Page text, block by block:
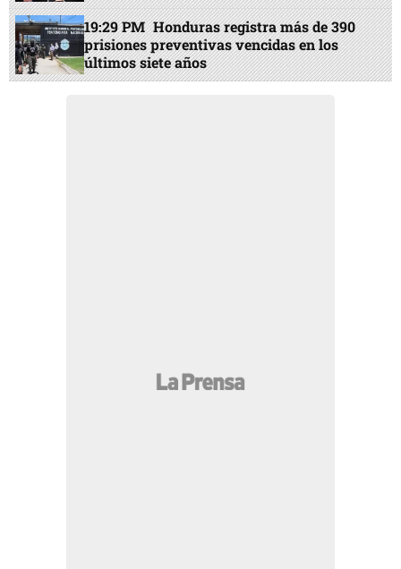
19:29 PM Honduras registra más de 390
prisiones preventivas vencidas en los
últimos siete años